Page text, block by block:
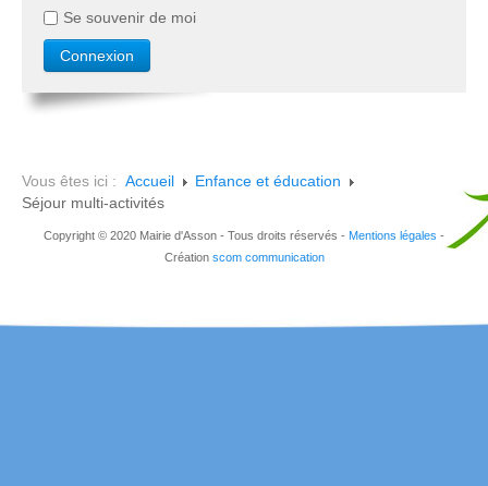
Se souvenir de moi
Vous êtes ici : Accueil
Enfance et éducation
Séjour multi-activités
Copyright © 2020 Mairie d'Asson - Tous droits réservés - Mentions légales -
Création scom communication